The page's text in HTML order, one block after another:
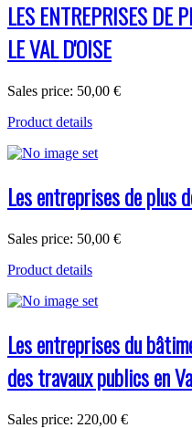
LES ENTREPRISES DE
LE VAL D'OISE
Sales price: 50,00 €
Product details
Les entreprises de plus
Sales price: 50,00 €
Product details
Les entreprises du
des travaux publics en
Sales price: 220,00 €